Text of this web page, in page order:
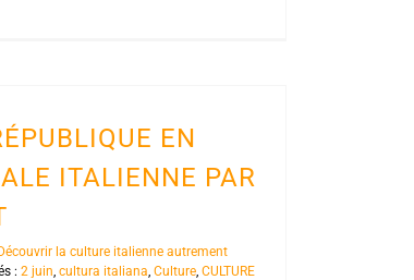
EN
ITALIENNE PAR
Découvrir la culture italienne autrement
: 2 juin, cultura italiana, Culture, CULTURE